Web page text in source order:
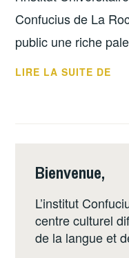
Confucius de La
public une riche
LIRE LA SUITE DE
LA
Bienvenue,
L’institut
centre culturel
de la langue et